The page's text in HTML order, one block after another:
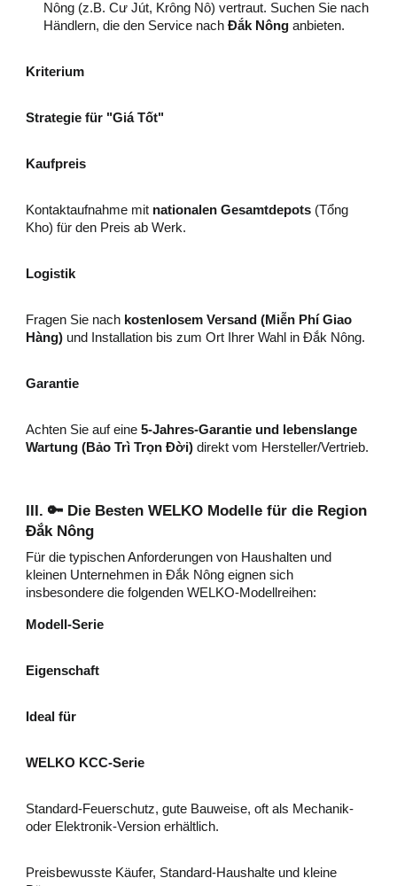
Nông (z.B. Cư Jút, Krông Nô) vertraut. Suchen Sie nach
Händlern, die den Service nachĐắk Nông anbieten.
Kriterium
Strategie für "Giá Tốt"
Kaufpreis
Kontaktaufnahme mit nationalen Gesamtdepots (Tổng
Kho) für den Preis ab Werk.
Logistik
Fragen Sie nach kostenlosem Versand (Miễn Phí Giao
Hàng) und Installation bis zum Ort Ihrer Wahl in Đắk Nông.
Garantie
Achten Sie auf eine5-Jahres-Garantie und lebenslange
Wartung (Bảo Trì Trọn Đời) direkt vom Hersteller/Vertrieb.
III. 🔑 Die Besten WELKO Modelle für die Region
Đắk Nông
Für die typischen Anforderungen von Haushalten und
kleinen Unternehmen in Đắk Nông eignen sich
insbesondere die folgenden WELKO-Modellreihen:
Modell-Serie
Eigenschaft
Ideal für
WELKO KCC-Serie
Standard-Feuerschutz, gute Bauweise, oft als Mechanik-
oder Elektronik-Version erhältlich.
Preisbewusste Käufer, Standard-Haushalte und kleine